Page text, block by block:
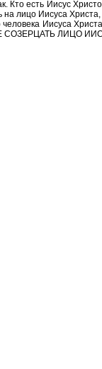
Кто есть Иисус
лицо Иисуса Христа,
человека Иисуса
СОЗЕРЦАТЬ ЛИЦО